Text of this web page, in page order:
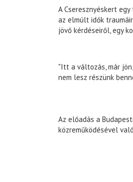
A Cseresznyéskert
az elmúlt idők
jövő kérdéseiről, egy
"Itt a változás, már
nem lesz részünk
Az előadás a
közreműködésével